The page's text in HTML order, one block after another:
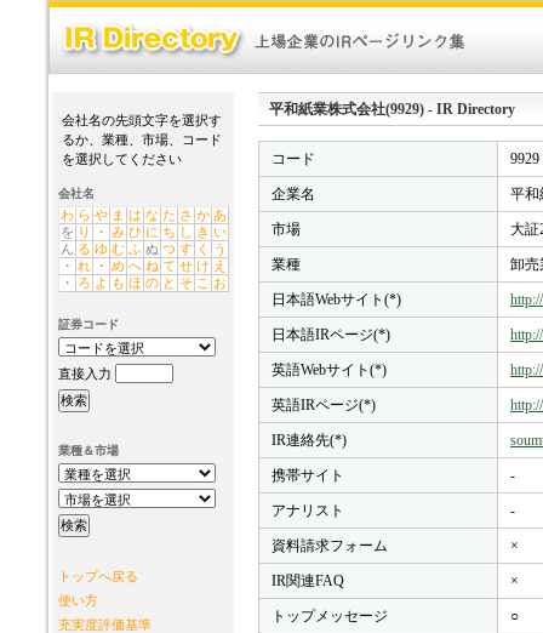
会社名の先頭文字を選択す
るか、業種、市場、コード
を選択してください
会社名
わ ら や ま は な た さ か あ
を り ・ み ひ に ち し き い
ん る ゆ む ふ ぬ つ す く
う
・ れ ・ め へ ね て せ け え
・
ろ よ も ほ の と そ こ お
証券コード
直接入力
業種＆市場
トップへ戻る
使い方
充実度評価基準
平和紙業株式会社(9929) - IR Directory
コード 9929
企業名 平和
市場 大証
業種 卸売
日本語Webサイト(*)
日本語IRページ(*)
英語Webサイト(*)
英語IRページ(*)
IR連絡先(*)
携帯サイト -
アナリスト -
資料請求フォーム ×
IR関連FAQ ×
トップメッセージ ○